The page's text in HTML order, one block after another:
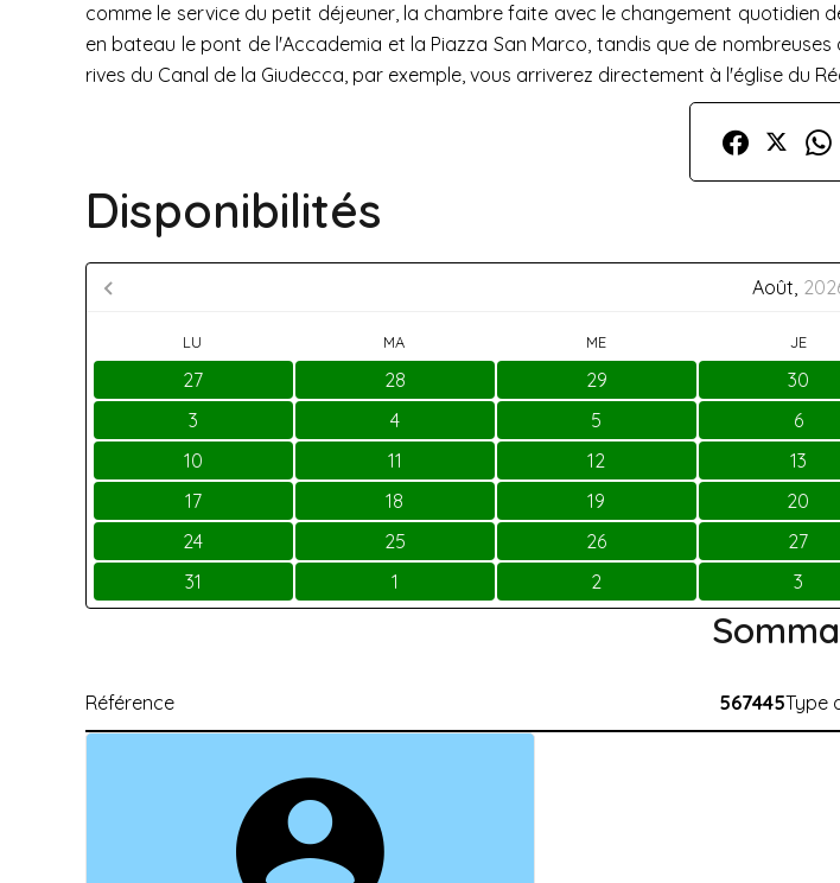
comme le service du petit déjeuner, la chambre faite avec le changement quotidien
en bateau le pont de l'Accademia et la Piazza San Marco, tandis que de
rives du Canal de la Giudecca, par exemple, vous arriverez directement à l'église du
Disponibilités
Août,
LU MA ME JE
27 28 29 30
3
4 5 6
10
11 12 13
17
18 19 20
24
25 26 27
31
1 2 3
Référence 567445Type